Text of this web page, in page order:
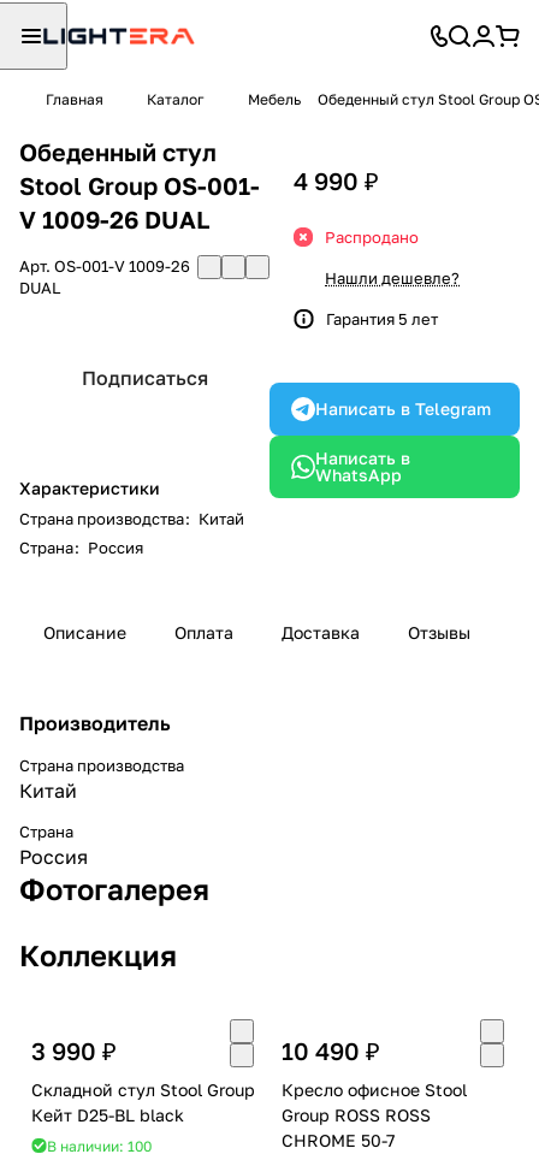
Главная Каталог Мебель Обеденный стул Stool Group
Обеденный стул
Stool Group OS-001-
V 1009-26 DUAL
Арт. OS-001-V 1009-26
DUAL
Подписаться
Характеристики
Страна производства: Китай
Страна: Россия
4 990 ₽
Распродано
Нашли дешевле?
Гарантия 5 лет
Написать в Telegram
Написать в
WhatsApp
Описание Оплата Доставка Отзывы
Производитель
Страна производства
Китай
Страна
Россия
Фотогалерея
Коллекция
3 990 ₽
Складной стул Stool Group
Кейт D25-BL black
В наличии: 100
10 490 ₽
Кресло офисное Stool
Group ROSS ROSS
CHROME 50-7